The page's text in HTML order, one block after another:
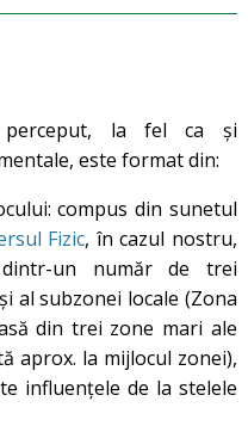
perceput, la fel ca şi
este format din:
compus din sunetul
Fizic, în cazul nostru,
un număr de trei
al subzonei locale (Zona
din trei zone mari ale
aprox. la mijlocul zonei),
influențele de la stelele